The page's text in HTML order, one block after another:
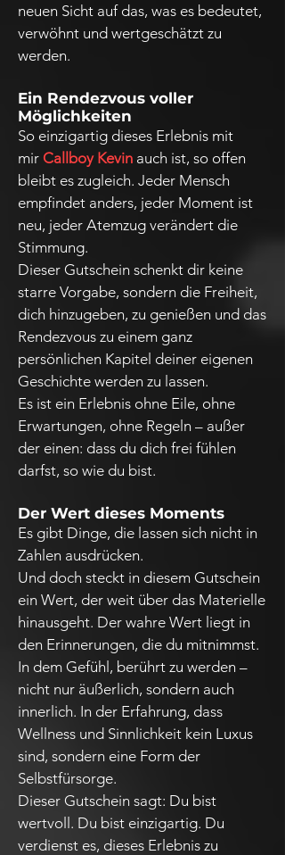
neuen Sicht auf das, was es bedeutet,
verwöhnt und wertgeschätzt zu
werden.
Ein Rendezvous voller
Möglichkeiten
So einzigartig dieses Erlebnis mit
mir Callboy Kevin auch ist, so offen
bleibt es zugleich. Jeder Mensch
empfindet anders, jeder Moment ist
neu, jeder Atemzug verändert die
Stimmung.
Dieser Gutschein schenkt dir keine
starre Vorgabe, sondern die Freiheit,
dich hinzugeben, zu genießen und das
Rendezvous zu einem ganz
persönlichen Kapitel deiner eigenen
Geschichte werden zu lassen.
Es ist ein Erlebnis ohne Eile, ohne
Erwartungen, ohne Regeln – außer
der einen: dass du dich frei fühlen
darfst, so wie du bist.
Der Wert dieses Moments
Es gibt Dinge, die lassen sich nicht in
Zahlen ausdrücken.
Und doch steckt in diesem Gutschein
ein Wert, der weit über das Materielle
hinausgeht. Der wahre Wert liegt in
den Erinnerungen, die du mitnimmst.
In dem Gefühl, berührt zu werden –
nicht nur äußerlich, sondern auch
innerlich. In der Erfahrung, dass
Wellness und Sinnlichkeit kein Luxus
sind, sondern eine Form der
Selbstfürsorge.
Dieser Gutschein sagt: Du bist
wertvoll. Du bist einzigartig. Du
verdienst es, dieses Erlebnis zu